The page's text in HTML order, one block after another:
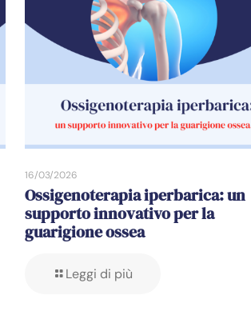
16/03/2026
Ossigenoterapia iperbarica: un
supporto innovativo per la
guarigione ossea
Leggi di più